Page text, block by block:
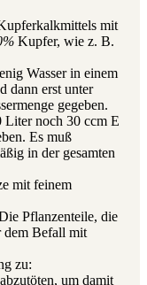
mit
Kupfer, wie z. B.
Wasser in einem
dann erst unter
gegeben.
Liter noch 30 ccm E
Es muß
in der gesamten
mit feinem
Pflanzenteile, die
dem Befall mit
zu:
um damit